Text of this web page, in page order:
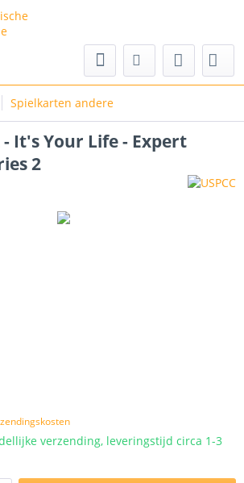
Spielkarten andere
It's Your Life - Expert
2
verzending, leveringstijd circa 1-3